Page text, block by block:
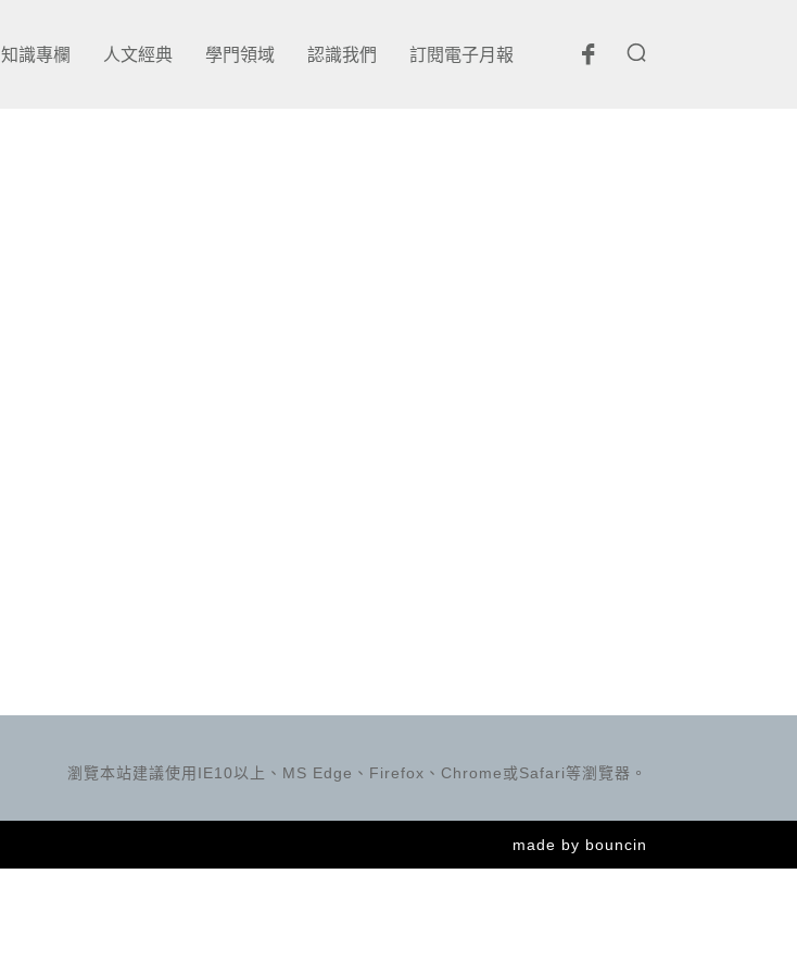
知識專欄 人文經典 學門領域 認識我們 訂閱電子月報
瀏覽本站建議使用IE10以上、MS Edge、Firefox、Chrome或Safari等瀏覽器。
made by bouncin